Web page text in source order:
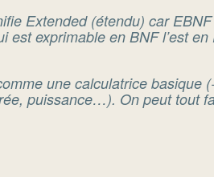
Extended(étendu) car EBNF
est exprimable en BNF l’est en
une calculatrice basique
puissance…). On peut tout